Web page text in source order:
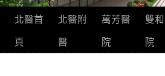
北醫首
頁
北醫附
醫
萬芳醫
院
雙
院